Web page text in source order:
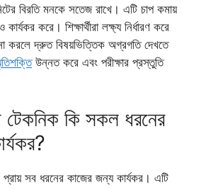
বিরতি মনকে সতেজ রাখে। এটি চাপ কমায়
করে। শিক্ষার্থীরা লক্ষ্য নির্ধারণ করে
করলে দ্রুত বিষয়ভিত্তিক অগ্রগতি দেখতে
উন্নত করে এবং পরীক্ষার প্রস্তুতি
কি সকল ধরনের
সব ধরনের কাজের জন্য কার্যকর। এটি